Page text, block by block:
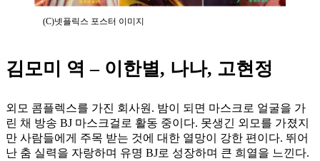
(C)넷플릭스 포스터 이미지
김모미 역 – 이한별, 나나, 고현정
외모 콤플렉스를 가진 회사원. 밤이 되면 마스크로 얼굴을 가
린 채 방송 BJ 마스크걸로 활동 중이다. 못생긴 외모를 가졌지
만 사람들에게 주목 받는 것에 대한 열망이 강한 편이다. 뛰어
난 춤 실력을 자랑하며 유명 BJ로 성장하며 큰 희열을 느낀다.